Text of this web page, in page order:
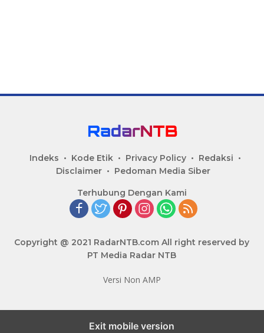
Indeks Kode Etik Privacy Policy
Redaksi
Disclaimer
Pedoman Media Siber
Terhubung Dengan Kami
Copyright @ 2021 RadarNTB.com All right reserved by
PT Media Radar NTB
Versi Non AMP
Exit mobile version